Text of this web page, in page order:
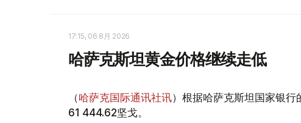
17:15, 06 8月 2026
哈萨克斯坦黄金价格继续走低
（哈萨克国际通讯社讯）根据哈萨克斯坦国家银
61 444.62坚戈。